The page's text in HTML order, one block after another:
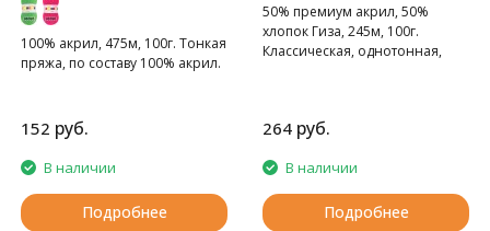
100% акрил, 475м, 100г. Тонкая
пряжа, по составу 100% акрил.
152 руб.
В наличии
Подробнее
50% премиум акрил, 50%
хлопок Гиза, 245м, 100г.
Классическая, однотонная,
264 руб.
В наличии
Подробнее